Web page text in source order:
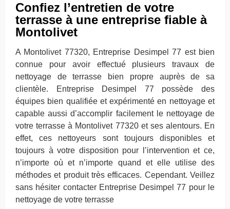
Confiez l’entretien de votre
terrasse à une entreprise fiable à
Montolivet
A Montolivet 77320, Entreprise Desimpel 77 est bien
connue pour avoir effectué plusieurs travaux de
nettoyage de terrasse bien propre auprès de sa
clientèle. Entreprise Desimpel 77 possède des
équipes bien qualifiée et expérimenté en nettoyage et
capable aussi d’accomplir facilement le nettoyage de
votre terrasse à Montolivet 77320 et ses alentours. En
effet, ces nettoyeurs sont toujours disponibles et
toujours à votre disposition pour l’intervention et ce,
n’importe où et n’importe quand et elle utilise des
méthodes et produit très efficaces. Cependant. Veillez
sans hésiter contacter Entreprise Desimpel 77 pour le
nettoyage de votre terrasse